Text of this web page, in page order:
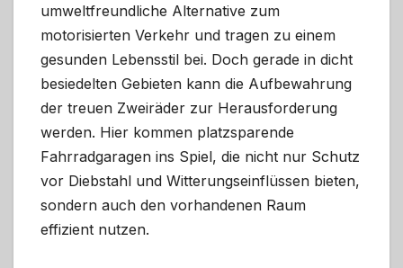
umweltfreundliche Alternative zum
motorisierten Verkehr und tragen zu einem
gesunden Lebensstil bei. Doch gerade in dicht
besiedelten Gebieten kann die Aufbewahrung
der treuen Zweiräder zur Herausforderung
werden. Hier kommen platzsparende
Fahrradgaragen ins Spiel, die nicht nur Schutz
vor Diebstahl und Witterungseinflüssen bieten,
sondern auch den vorhandenen Raum
effizient nutzen.